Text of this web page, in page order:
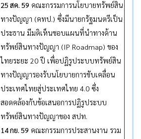
25 สค. 59 คณะกรรมการนโยบายทรัพย์สิน
ทางปัญญา (คทป.) ซึ่งมีนายกรัฐมนตรีเป็น
ประธาน มีมติเห็นชอบแผนที่นำทางด้าน
ทรัพย์สินทางปัญญา (IP Roadmap) ของ
ไทยระยะ 20 ปี เพื่อปฏิรูประบบทรัพย์สิน
ทางปัญญารองรับนโยบายการขับเคลื่อน
ประเทศไทยสู่ประเทศไทย 4.0 ซึ่ง
สอดคล้องกับข้อเสนอการปฏิรูประบบ
ทรัพย์สินทางปัญญาของ สปท.
14 กย. 59 คณะกรรมการประสานงาน รวม